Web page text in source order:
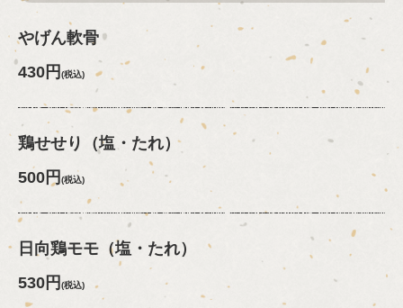
やげん軟骨
430円 (税込)
鶏せせり（塩・たれ）
500円 (税込)
日向鶏モモ（塩・たれ）
530円 (税込)